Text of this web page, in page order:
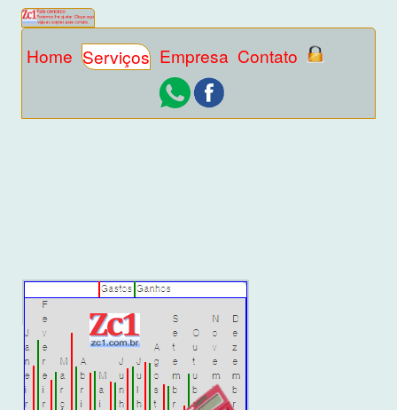
Home Serviços Empresa Contato